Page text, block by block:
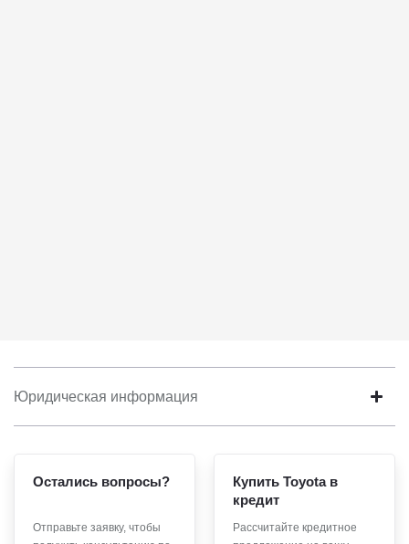
Юридическая информация
Остались вопросы?
Отправьте заявку, чтобы
Купить Toyota в
кредит
Рассчитайте кредитное